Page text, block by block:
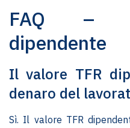
FAQ –
dipendente
Il valore TFR
denaro del
Sì. Il valore TFR